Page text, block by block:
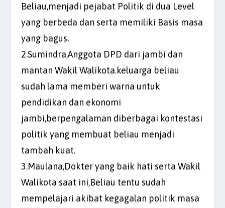
Beliau,menjadi pejabat Politik di dua Level
yang berbeda dan serta memiliki Basis masa
yang bagus.
2.Sumindra,Anggota DPD dari jambi dan
mantan Wakil Walikota.keluarga beliau
sudah lama memberi warna untuk
pendidikan dan ekonomi
jambi,berpengalaman diberbagai kontestasi
politik yang membuat beliau menjadi
tambah kuat.
3.Maulana,Dokter yang baik hati serta Wakil
Walikota saat ini,Beliau tentu sudah
mempelajari akibat kegagalan politik masa